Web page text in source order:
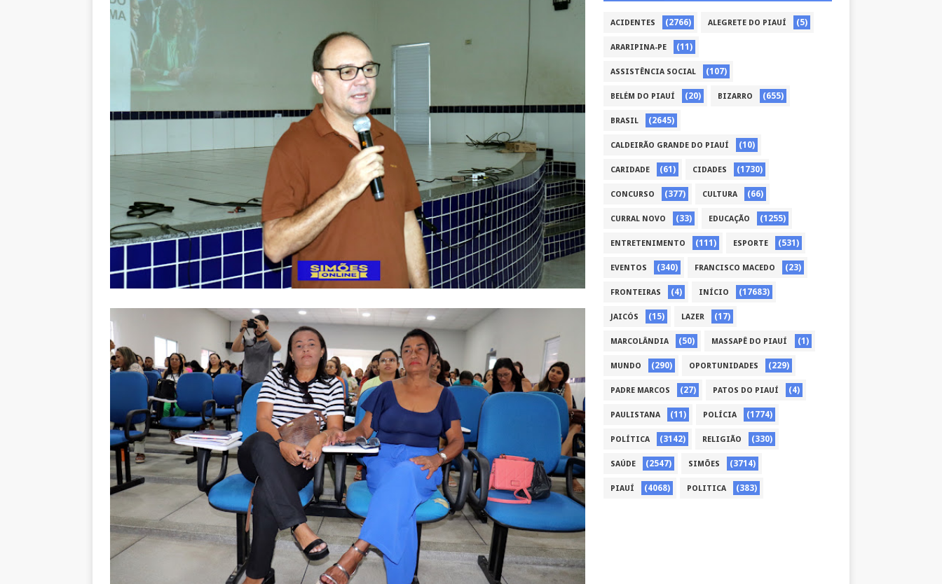
ACIDENTES (2766) ALEGRETE DO PIAUÍ (5)
ARARIPINA-PE (11)
ASSISTÊNCIA SOCIAL (107)
BELÉM DO PIAUÍ (20) BIZARRO (655)
BRASIL (2645)
CALDEIRÃO GRANDE DO PIAUÍ (10)
CARIDADE (61) CIDADES (1730)
CONCURSO (377) CULTURA (66)
CURRAL NOVO (33) EDUCAÇÃO (1255)
ENTRETENIMENTO (111) ESPORTE (531)
EVENTOS (340) FRANCISCO MACEDO (23)
FRONTEIRAS (4) INÍCIO (17683)
JAICÓS (15) LAZER (17)
MARCOLÂNDIA (50) MASSAPÊ DO PIAUÍ (1)
MUNDO (290) OPORTUNIDADES (229)
PADRE MARCOS (27) PATOS DO PIAUÍ (4)
PAULISTANA (11) POLÍCIA (1774)
POLÍTICA (3142) RELIGIÃO (330)
SAÚDE (2547) SIMÕES (3714)
PIAUÍ (4068) POLITICA (383)